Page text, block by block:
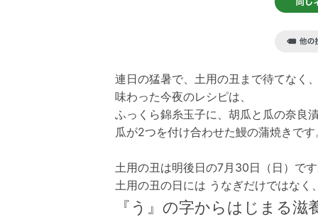
連日の猛暑で、土用の丑まで待てなく
味わった今夜のレシピは、
ふっくら錦糸玉子に、胡瓜と瓜の奈良
瓜が2つを付け合わせた鰻の蒲焼きです
土用の丑は明後日の7月30日（日）で
土用の丑の日には うなぎだけではなく
『う』の字からはじまる滋